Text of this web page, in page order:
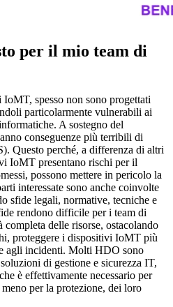
per il mio team di
spesso non sono progettati
particolarmente vulnerabili ai
A sostegno del
conseguenze più terribili di
Questo perché, a differenza di altri
IoMT presentano rischi per il
possono mettere in pericolo la
interessate sono anche coinvolte
sfide legali, normative, tecniche e
rendono difficile per i team di
delle risorse, ostacolando
proteggere i dispositivi IoMT più
agli incidenti. Molti HDO sono
di gestione e sicurezza IT,
è effettivamente necessario per
per la protezione, dei loro